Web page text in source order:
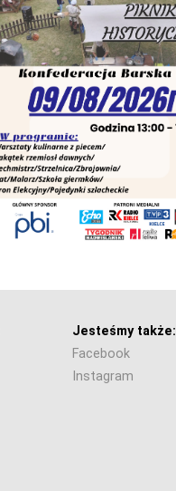
Jesteśmy także:
Facebook
Instagram